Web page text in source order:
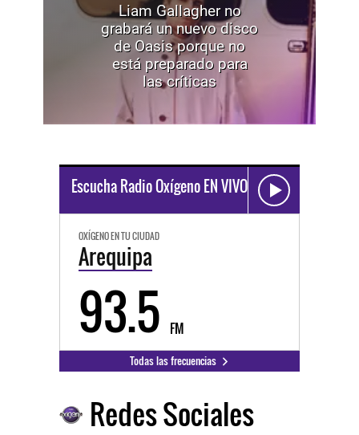
Liam Gallagher no
grabará un nuevo disco
de Oasis porque no
está preparado para
las críticas
Escucha Radio Oxígeno EN VIVO
OXÍGENO EN TU CIUDAD
Arequipa
93.5 FM
Todas las frecuencias
Redes Sociales